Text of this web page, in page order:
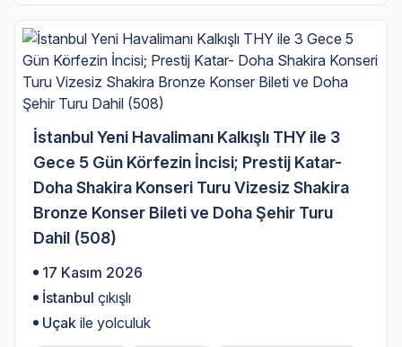
İstanbul Yeni Havalimanı Kalkışlı THY ile 3
Gece 5 Gün Körfezin İncisi; Prestij Katar-
Doha Shakira Konseri Turu Vizesiz Shakira
Bronze Konser Bileti ve Doha Şehir Turu
Dahil (508)
17 Kasım 2026
İstanbul çıkışlı
Uçak ile yolculuk